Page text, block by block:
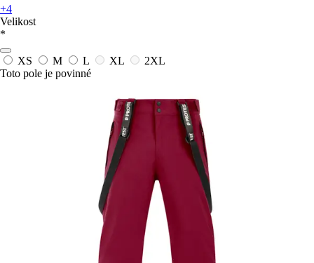
+4
Velikost
*
XS M L XL
2XL
Toto pole je povinné